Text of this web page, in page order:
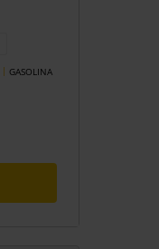
GASOLINA